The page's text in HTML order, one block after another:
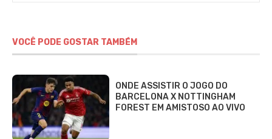
VOCÊ PODE GOSTAR TAMBÉM
ONDE ASSISTIR O JOGO DO
BARCELONA X NOTTINGHAM
FOREST EM AMISTOSO AO VIVO